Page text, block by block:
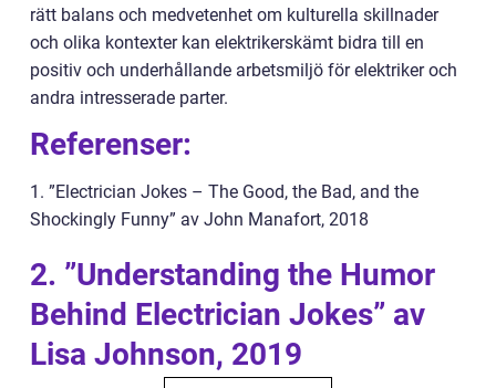
rätt balans och medvetenhet om kulturella skillnader
och olika kontexter kan elektrikerskämt bidra till en
positiv och underhållande arbetsmiljö för elektriker och
andra intresserade parter.
Referenser:
1. ”Electrician Jokes – The Good, the Bad, and the
Shockingly Funny” av John Manafort, 2018
2. ”Understanding the Humor
Behind Electrician Jokes” av
Lisa Johnson, 2019